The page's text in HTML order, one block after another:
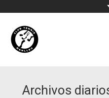
Archivos